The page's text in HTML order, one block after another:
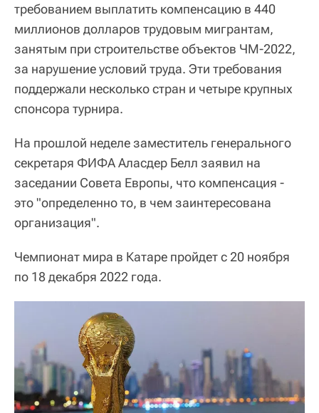
требованием выплатить компенсацию в 440
миллионов долларов трудовым мигрантам,
занятым при строительстве объектов ЧМ-2022,
за нарушение условий труда. Эти требования
поддержали несколько стран и четыре крупных
спонсора турнира.
На прошлой неделе заместитель генерального
секретаря ФИФА Аласдер Белл заявил на
заседании Совета Европы, что компенсация -
это "определенно то, в чем заинтересована
организация".
Чемпионат мира в Катаре пройдет с 20 ноября
по 18 декабря 2022 года.